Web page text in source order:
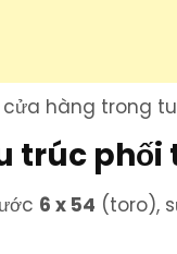
hàng trong
trúc phối
6 x 54 (toro),